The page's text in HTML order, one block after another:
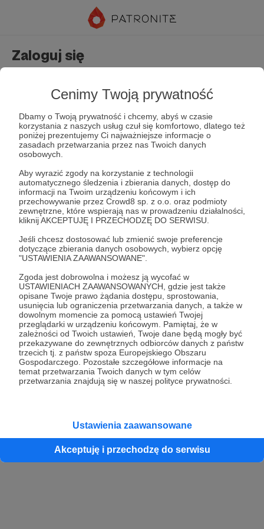
Cenimy Twoją prywatność
Dbamy o Twoją prywatność i chcemy, abyś w czasie
korzystania z naszych usług czuł się komfortowo, dlatego też
poniżej prezentujemy Ci najważniejsze informacje o
zasadach przetwarzania przez nas Twoich danych
osobowych.
Aby wyrazić zgody na korzystanie z technologii
automatycznego śledzenia i zbierania danych, dostęp do
informacji na Twoim urządzeniu końcowym i ich
przechowywanie przez Crowd8 sp. z o.o. oraz podmioty
zewnętrzne, które wspierają nas w prowadzeniu działalności,
kliknij AKCEPTUJĘ I PRZECHODZĘ DO SERWISU.
Jeśli chcesz dostosować lub zmienić swoje preferencje
dotyczące zbierania danych osobowych, wybierz opcję
"USTAWIENIA ZAAWANSOWANE".
Zgoda jest dobrowolna i możesz ją wycofać w
USTAWIENIACH ZAAWANSOWANYCH, gdzie jest także
opisane Twoje prawo żądania dostępu, sprostowania,
usunięcia lub ograniczenia przetwarzania danych, a także w
dowolnym momencie za pomocą ustawień Twojej
przeglądarki w urządzeniu końcowym. Pamiętaj, że w
zależności od Twoich ustawień, Twoje dane będą mogły być
przekazywane do zewnętrznych odbiorców danych z państw
trzecich tj. z państw spoza Europejskiego Obszaru
Gospodarczego. Pozostałe szczegółowe informacje na
temat przetwarzania Twoich danych w tym celów
przetwarzania znajdują się w naszej polityce prywatności.
Ustawienia zaawansowane
Akceptuję i przechodzę do serwisu
Zaloguj się
Zapamiętaj mnie Zapomniałeś hasła?
Zaloguj
lub
Kontynuuj z Google
Kontynuuj z Facebook
Kontynuuj z Apple
konta przez osobę niepełnoletnią” dostępny w regulaminie Patronite.pl